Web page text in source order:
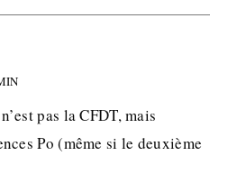
pas la CFDT, mais
Po (même si le deuxième